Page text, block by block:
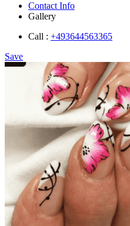
Contact Info
Gallery
Call : +493644563365
Save